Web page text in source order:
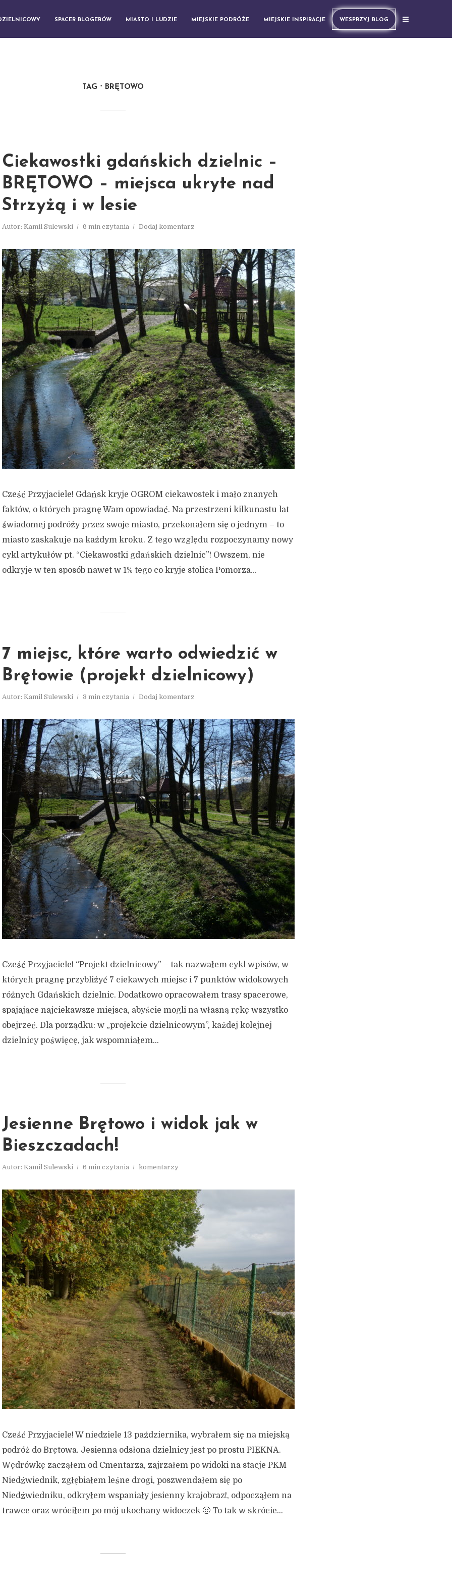
SPACER BLOGERÓW MIASTO I LUDZIE MIEJSKIE PODRÓŻE MIEJSKIE INSPIRACJE WESPRZYJ BLOG
TAG BRĘTOWO
Ciekawostki gdańskich dzielnic –
BRĘTOWO – miejsca ukryte nad
Strzyżą i w lesie
Autor: Kamil Sulewski 6 min czytania Dodaj komentarz
Cześć Przyjaciele! Gdańsk kryje OGROM ciekawostek i mało znanych
faktów, o których pragnę Wam opowiadać. Na przestrzeni kilkunastu lat
świadomej podróży przez swoje miasto, przekonałem się o jednym – to
miasto zaskakuje na każdym kroku. Z tego względu rozpoczynamy nowy
cykl artykułów pt. “Ciekawostki gdańskich dzielnic”! Owszem, nie
odkryje w ten sposób nawet w 1% tego co kryje stolica Pomorza...
7 miejsc, które warto odwiedzić w
Brętowie (projekt dzielnicowy)
Autor: Kamil Sulewski 3 min czytania Dodaj komentarz
Cześć Przyjaciele! “Projekt dzielnicowy” – tak nazwałem cykl wpisów, w
których pragnę przybliżyć 7 ciekawych miejsc i 7 punktów widokowych
różnych Gdańskich dzielnic. Dodatkowo opracowałem trasy spacerowe,
spajające najciekawsze miejsca, abyście mogli na własną rękę wszystko
obejrzeć. Dla porządku: w „projekcie dzielnicowym”, każdej kolejnej
dzielnicy poświęcę, jak wspomniałem...
Jesienne Brętowo i widok jak w
Bieszczadach!
Autor: Kamil Sulewski 6 min czytania komentarzy
Cześć Przyjaciele! W niedziele 13 października, wybrałem się na miejską
podróż do Brętowa. Jesienna odsłona dzielnicy jest po prostu PIĘKNA.
Wędrówkę zacząłem od Cmentarza, zajrzałem po widoki na stacje PKM
Niedźwiednik, zgłębiałem leśne drogi, poszwendałem się po
Niedźwiedniku, odkryłem wspaniały jesienny krajobraz!, odpocząłem na
trawce oraz wróciłem po mój ukochany widoczek 🙂 To tak w skrócie...